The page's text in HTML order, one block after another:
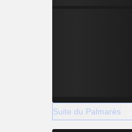
Suite du Palmarès